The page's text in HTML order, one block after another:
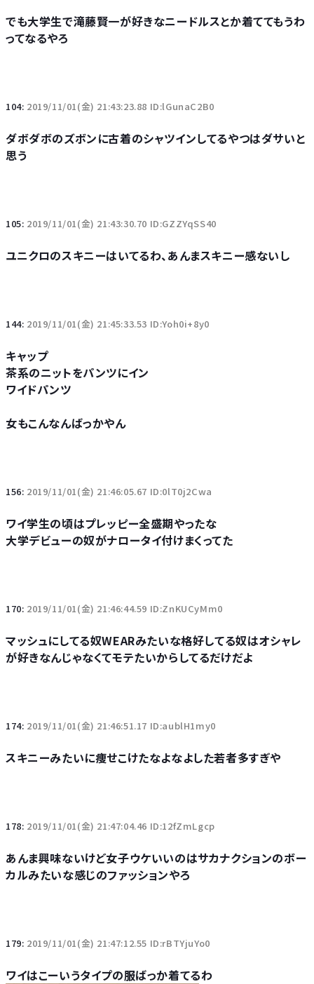
でも大学生で滝藤賢一が好きなニードルスとか着ててもうわ
ってなるやろ
104: 2019/11/01(金) 21:43:23.88 ID:lGunaC2B0
ダボダボのズボンに古着のシャツインしてるやつはダサいと
思う
105: 2019/11/01(金) 21:43:30.70 ID:GZZYqSS40
ユニクロのスキニーはいてるわ、あんまスキニー感ないし
144: 2019/11/01(金) 21:45:33.53 ID:Yoh0i+8y0
キャップ
茶系のニットをパンツにイン
ワイドパンツ
女もこんなんばっかやん
156: 2019/11/01(金) 21:46:05.67 ID:0lT0j2Cwa
ワイ学生の頃はプレッピー全盛期やったな
大学デビューの奴がナロータイ付けまくってた
170: 2019/11/01(金) 21:46:44.59 ID:ZnKUCyMm0
マッシュにしてる奴WEARみたいな格好してる奴はオシャレ
が好きなんじゃなくてモテたいからしてるだけだよ
174: 2019/11/01(金) 21:46:51.17 ID:aublH1my0
スキニーみたいに痩せこけたなよなよした若者多すぎや
178: 2019/11/01(金) 21:47:04.46 ID:12fZmLgcp
あんま興味ないけど女子ウケいいのはサカナクションのボー
カルみたいな感じのファッションやろ
179: 2019/11/01(金) 21:47:12.55 ID:rBTYjuYo0
ワイはこーいうタイプの服ばっか着てるわ